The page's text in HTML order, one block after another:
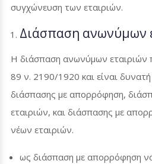
συγχώνευση των εταιριών.
Διάσπαση ανωνύμων
Η διάσπαση ανωνύμων εταιριών
89 ν. 2190/1920 και είναι
διάσπασης με απορρόφηση,
εταιριών, και διάσπασης με
νέων εταιριών.
ως διάσπαση με απορρόφηση